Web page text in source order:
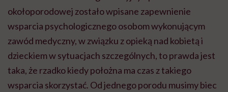
okołoporodowej zostało wpisane zapewnienie
wsparcia psychologicznego osobom wykonującym
zawód medyczny, w związku z opieką nad kobietą i
dzieckiem w sytuacjach szczególnych, to prawda jest
taka, że rzadko kiedy położna ma czas z takiego
wsparcia skorzystać. Od jednego porodu musimy biec